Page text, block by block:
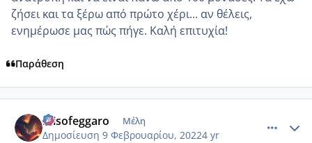
ζήσει και τα ξέρω από πρώτο χέρι... αν θέλεις,
ενημέρωσε μας πώς πήγε. Καλή επιτυχία!
Παράθεση
misofeggaro Μέλη
Δημοσίευση 9 Φεβρουαρίου, 20224 yr